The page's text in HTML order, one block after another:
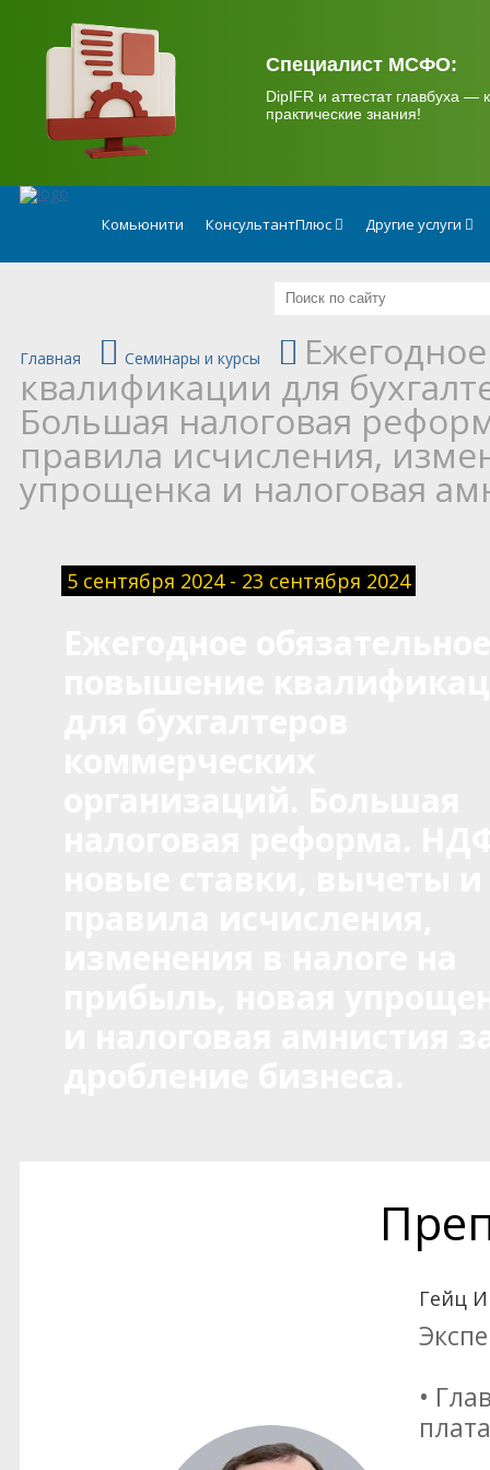
Специалист МСФО:
DipIFR и аттестат главбуха —
практические знания!
Комьюнити КонсультантПлюс Другие услуги
Главная Семинары и курсы
квалификации для
Большая налоговая
правила исчисления,
упрощенка и налоговая
5 сентября 2024 - 23 сентября 2024
Гейц
•